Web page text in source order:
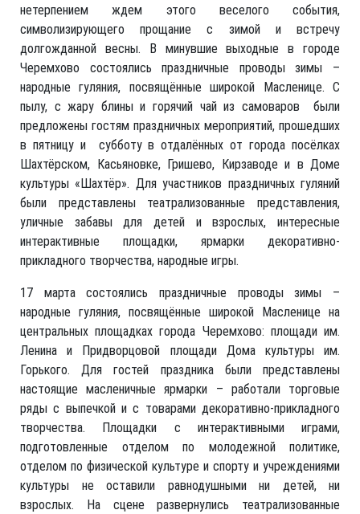
нетерпением ждем этого веселого события,
символизирующего прощание с зимой и встречу
долгожданной весны. В минувшие выходные в городе
Черемхово состоялись праздничные проводы зимы –
народные гуляния, посвящённые широкой Масленице. С
пылу, с жару блины и горячий чай из самоваров были
предложены гостям праздничных мероприятий, прошедших
в пятницу и субботу в отдалённых от города посёлках
Шахтёрском, Касьяновке, Гришево, Кирзаводе и в Доме
культуры «Шахтёр». Для участников праздничных гуляний
были представлены театрализованные представления,
уличные забавы для детей и взрослых, интересные
интерактивные площадки, ярмарки декоративно-
прикладного творчества, народные игры.
17 марта состоялись праздничные проводы зимы –
народные гуляния, посвящённые широкой Масленице на
центральных площадках города Черемхово: площади им.
Ленина и Придворцовой площади Дома культуры им.
Горького. Для гостей праздника были представлены
настоящие масленичные ярмарки – работали торговые
ряды с выпечкой и с товарами декоративно-прикладного
творчества. Площадки с интерактивными играми,
подготовленные отделом по молодежной политике,
отделом по физической культуре и спорту и учреждениями
культуры не оставили равнодушными ни детей, ни
взрослых. На сцене развернулись театрализованные